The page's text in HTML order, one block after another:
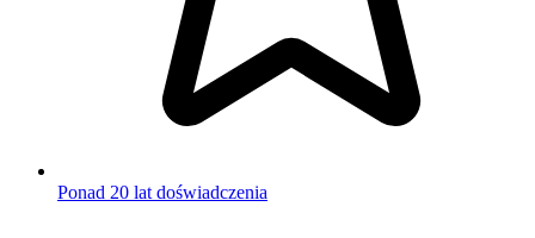
Ponad 20 lat doświadczenia